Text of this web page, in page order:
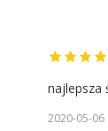
najlepsza
2020-05-06